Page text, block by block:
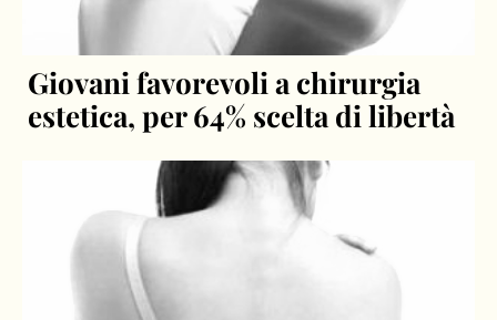
Giovani favorevoli a chirurgia
estetica, per 64% scelta di libertà